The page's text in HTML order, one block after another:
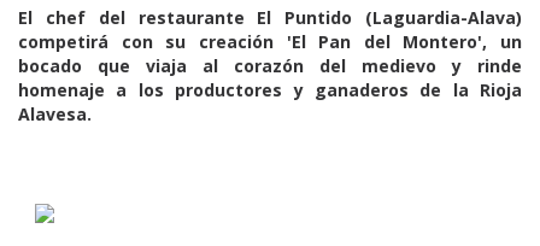
El chef del restaurante El Puntido (Laguardia-Alava)
competirá con su creación 'El Pan del Montero', un
bocado que viaja al corazón del medievo y rinde
homenaje a los productores y ganaderos de la Rioja
Alavesa.